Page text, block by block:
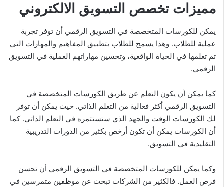
مميزات تخصص التسويق الالكتروني
يمكن للكورسات المتخصصة في التسويق الرقمي أن توفر تجربة
عملية للطلاب. وهذا يسمح للطلاب بتطبيق المفاهيم والمهارات التي
تم تعلمها في الحياة الواقعية، وتحسين مهاراتهم العملية في التسويق
الرقمي.
كما يمكن أن يكون التعلم عن طريق الكورسات المتخصصة في
التسويق الرقمي أكثر فعالية من التعلم الذاتي. حيث يمكن أن توفر
لك الكورسات الوقت والجهد الذي ستستثمره في التعلم الذاتي. كما
أن الكورسات يمكن أن تكون أرخص بكثير من الدورات التدريبية
التقليدية في التسويق.
وكما يمكن للكورسات المتخصصة في التسويق الرقمي أن تحسن
فرص العمل. فالكثير من الشركات تبحث عن موظفين متمرسين في